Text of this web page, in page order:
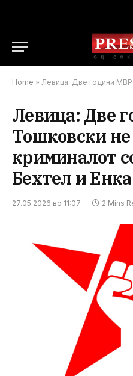
Home » Левица: Две години МВР со Тошковски не
Левица: Две
Тошковски не
криминалот
Бехтел и Енка
27.05.2026 во 11:07 2 Mins